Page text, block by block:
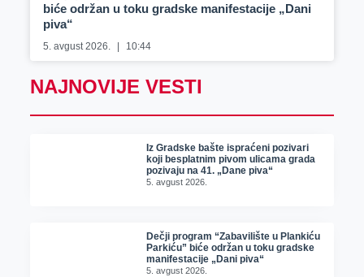
biće održan u toku gradske manifestacije „Dani
piva“
5. avgust 2026. 10:44
NAJNOVIJE VESTI
Iz Gradske bašte ispraćeni pozivari
koji besplatnim pivom ulicama grada
pozivaju na 41. „Dane piva“
5. avgust 2026.
Dečji program “Zabavilište u Plankiću
Parkiću” biće održan u toku gradske
manifestacije „Dani piva“
5. avgust 2026.